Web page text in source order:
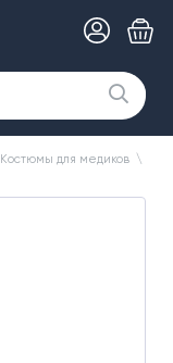
Костюмы для медиков \